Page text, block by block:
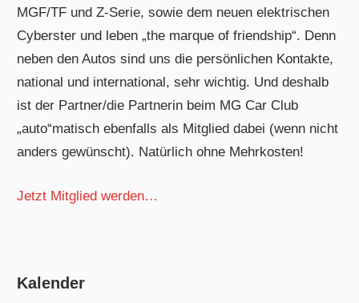
MGF/TF und Z-Serie, sowie dem neuen elektrischen
Cyberster und leben „the marque of friendship“. Denn
neben den Autos sind uns die persönlichen Kontakte,
national und international, sehr wichtig. Und deshalb
ist der Partner/die Partnerin beim MG Car Club
„auto“matisch ebenfalls als Mitglied dabei (wenn nicht
anders gewünscht). Natürlich ohne Mehrkosten!
Jetzt Mitglied werden…
Kalender